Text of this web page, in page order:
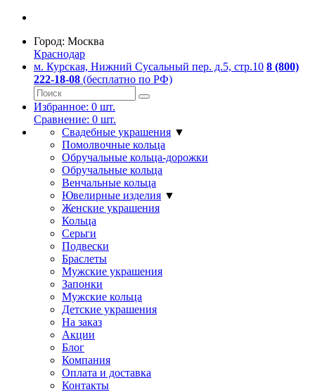
Город: Москва
Краснодар
м. Курская, Нижний Сусальный пер. д.5, стр.10 8 (800)
222-18-08 (бесплатно по РФ)
Избранное: 0 шт.
Сравнение: 0 шт.
Свадебные украшения ▼
Помолвочные кольца
Обручальные кольца-дорожки
Обручальные кольца
Венчальные кольца
Ювелирные изделия ▼
Женские украшения
Кольца
Серьги
Подвески
Браслеты
Мужские украшения
Запонки
Мужские кольца
Детские украшения
На заказ
Акции
Блог
Компания
Оплата и доставка
Контакты